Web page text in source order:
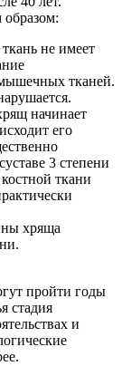
не имеет
тканей.
начинает
его
3 степени
ткани
хряща
пройти годы
стадия
и